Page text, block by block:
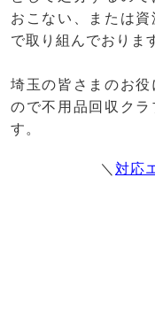
おこない、または
で取り組んでおりま
埼玉の皆さまのお
ので不用品回収ク
す。
＼ 対応